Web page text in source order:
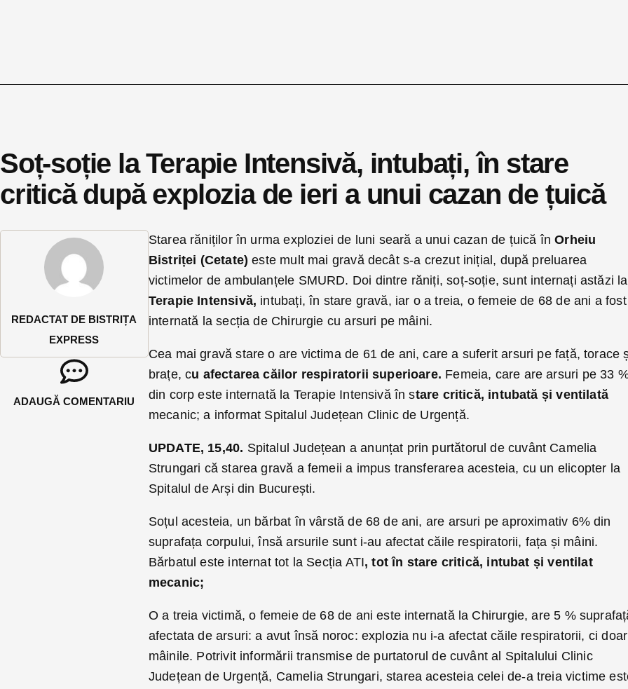
Soț-soție la Terapie Intensivă, intubați, în stare
critică după explozia de ieri a unui cazan de țuică
REDACTAT DE BISTRIȚA
EXPRESS
ADAUGĂ COMENTARIU
Starea răniților în urma exploziei de luni seară a unui cazan de țuică în Orheiu
Bistriței (Cetate)este mult mai gravă decât s-a crezut inițial, după preluarea
victimelor de ambulanțele SMURD. Doi dintre răniți, soț-soție, sunt internați astăzi la
Terapie Intensivă, intubați, în stare gravă, iar o a treia, o femeie de 68 de ani a fost
internată la secția de Chirurgie cu arsuri pe mâini.
Cea mai gravă stare o are victima de 61 de ani, care a suferit arsuri pe față, torace
brațe, cu afectarea căilor respiratorii superioare. Femeia, care are arsuri pe 33
din corp este internată la Terapie Intensivă în stare critică, intubată și ventilată
mecanic; a informat Spitalul Județean Clinic de Urgență.
UPDATE, 15,40. Spitalul Județean a anunțat prin purtătorul de cuvânt Camelia
Strungari că starea gravă a femeii a impus transferarea acesteia, cu un elicopter la
Spitalul de Arși din București.
Soțul acesteia, un bărbat în vârstă de 68 de ani, are arsuri pe aproximativ 6% din
suprafața corpului, însă arsurile sunt i-au afectat căile respiratorii, fața și mâini.
Bărbatul este internat tot la Secția ATI, tot în stare critică, intubat și ventilat
mecanic;
O a treia victimă, o femeie de 68 de ani este internată la Chirurgie, are 5 %
afectata de arsuri: a avut însă noroc: explozia nu i-a afectat căile respiratorii, ci doar
mâinile. Potrivit informării transmise de purtatorul de cuvânt al Spitalului Clinic
Județean de Urgență, Camelia Strungari, starea acesteia celei de-a treia victime